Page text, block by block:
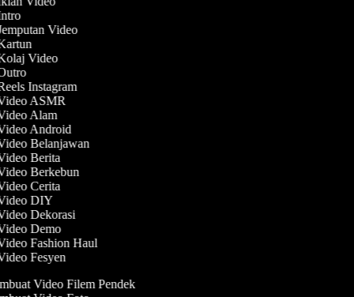
Video
Kolaj Video
Instagram
ASMR
Alam
Android
Belanjawan
Berita
Berkebun
Cerita
Video DIY
Dekorasi
Demo
Fashion Haul
Fesyen
Video Filem Pendek